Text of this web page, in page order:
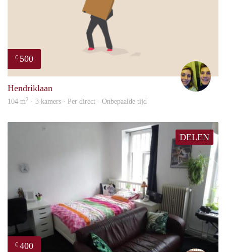
€ 500
Hendriklaan
104 m2 · 3 kamers · Per direct - Onbepaalde tijd
DELEN
€ 400